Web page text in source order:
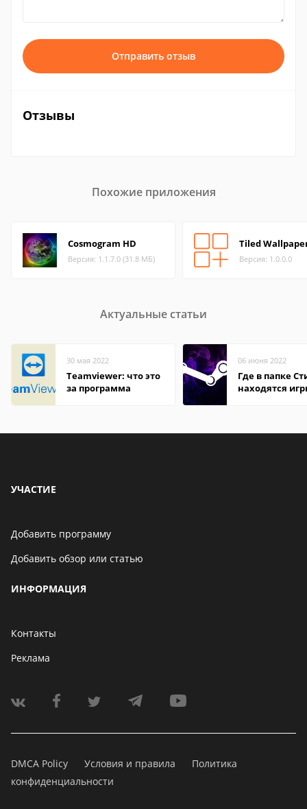
Отправить отзыв
Отзывы
Похожие приложения
Cosmogram HD
Версия: 1.1.7.0 (31.8 МБ)
Tiled
Версия: 1.0.0.0
Актуальные статьи
30 мая 2022
Teamviewer: что это
за программа
06 июня 2022
Где в папке
находятся
УЧАСТИЕ
Добавить программу
Добавить обзор или статью
ИНФОРМАЦИЯ
Контакты
Реклама
DMCA Policy Условия и правила
Политика
конфиденциальности